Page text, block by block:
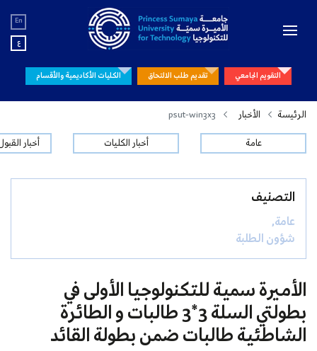
En
ع
التقويم الجامعي تقديم طلب الالتحاق الكليات الأكاديمية والأقسام
الرئيسة الأخبار
عامة أخبار الكليات أخبار
التصنيف
عامة,
شؤون الطلبة
الأميرة سمية للتكنولوجيا الأولى في
بطولتي السلة 3*3 طالبات و الطائرة
الشاطئية طالبات ضمن بطولة القائد